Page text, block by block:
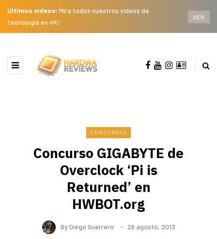
Últimos videos: Mira todos nuestros videos de
tecnología en 4K!
VER
CONCURSOS
Concurso GIGABYTE de
Overclock ‘Pi is
Returned’ en
HWBOT.org
ByDiego Guerrero 26 agosto, 2013